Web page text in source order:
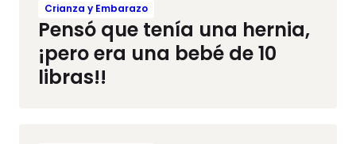
Crianza y Embarazo
Pensó que tenía una hernia,
¡pero era una bebé de 10
libras!!